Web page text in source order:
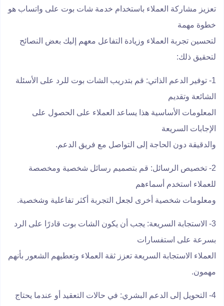
تعزيز مشاركة العملاء باستخدام خدمة شات بوت على واتساب هو
خطوة مهمة
لتحسين تجربة العملاء وزيادة التفاعل معهم إليك بعض النصائح
لتحقيق ذلك:
1- توفير الدعم الذاتي: قم بتدريب الشات بوت للرد على الأسئلة
الشائعة وتقديم
المعلومات الأساسية هذا يساعد العملاء على الحصول على
الإجابات السريعة
والدقيقة دون الحاجة إلى التواصل مع فريق الدعم.
2- تخصيص الرسائل: قم بتصميم رسائل شخصية ومخصصة
للعملاء استخدم أسماءهم
ومعلومات شخصية أخرى لجعل التجربة أكثر تفاعلية وشخصية.
3- الاستجابة السريعة: يجب أن يكون الشات بوت قادرًا على الرد
بسرعة على استفسارات
العملاء الاستجابة السريعة تعزز ثقة العملاء وتعطيهم الشعور بأنهم
مهمون.
4- التحويل إلى الدعم البشري: في حالات التعقيد أو عندما يحتاج